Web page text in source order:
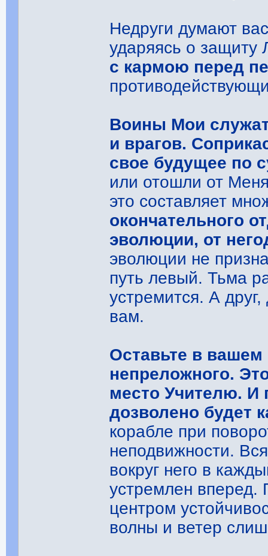
Недруги думают
ударяясь о защиту
с кармою перед
Воины Мои
и врагов.
свое будущее по
или отошли от
это составляет
окончательного
эволюции, от
эволюции не
путь левый. Тьма
устремится. А
вам.
Оставьте в вашем
непреложного.
место Учителю. И
дозволено будет
корабле при
неподвижности.
вокруг него в
устремлен вперед.
центром
волны и ветер